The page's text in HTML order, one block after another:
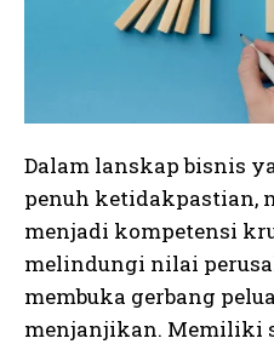
Dalam lanskap bisnis
penuh ketidakpastian,
menjadi kompetensi
melindungi nilai
membuka gerbang
menjanjikan. Memiliki